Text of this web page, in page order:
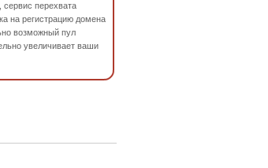
перехвата
на регистрацию домена
возможный пул
увеличивает ваши